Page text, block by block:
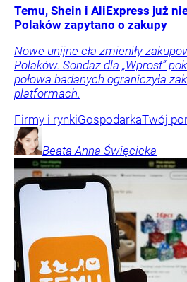
Temu, Shein i AliExpress już
Polaków zapytano o zakupy
Nowe unijne cła zmieniły
Polaków. Sondaż dla „Wprost”
połowa badanych ograniczyła
platformach.
Firmy i rynkiGospodarkaTwój
Beata Anna Święcicka